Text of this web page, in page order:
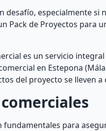
desafío, especialmente
Pack de Proyectos para
es un servicio
en Estepona
del proyecto se lleven
fundamentales para